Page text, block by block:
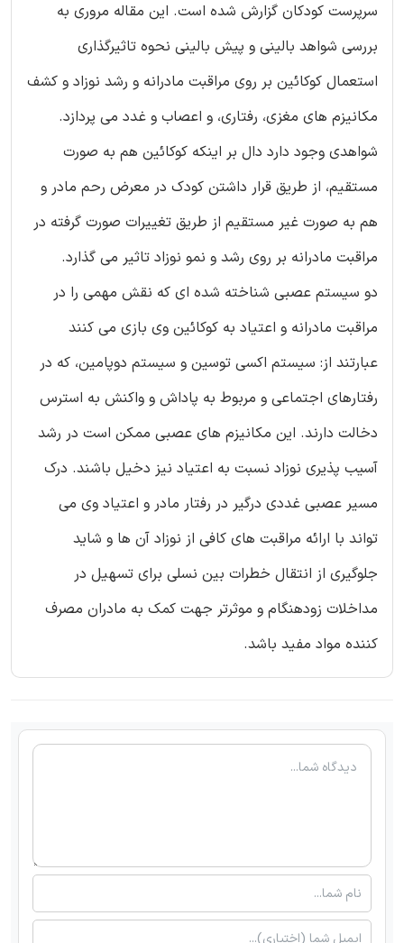
سرپرست کودکان گزارش شده است. این مقاله مروری به
بررسی شواهد بالینی و پیش بالینی نحوه تاثیرگذاری
استعمال کوکائین بر روی مراقبت مادرانه و رشد نوزاد و کشف
مکانیزم های مغزی، رفتاری، و اعصاب و غدد می پردازد.
شواهدی وجود دارد دال بر اینکه کوکائین هم به صورت
مستقیم، از طریق قرار داشتن کودک در معرض رحم مادر و
هم به صورت غیر مستقیم از طریق تغییرات صورت گرفته در
مراقبت مادرانه بر روی رشد و نمو نوزاد تاثیر می گذارد.
دو سیستم عصبی شناخته شده ای که نقش مهمی را در
مراقبت مادرانه و اعتیاد به کوکائین وی بازی می کنند
عبارتند از: سیستم اکسی توسین و سیستم دوپامین، که در
رفتارهای اجتماعی و مربوط به پاداش و واکنش به استرس
دخالت دارند. این مکانیزم های عصبی ممکن است در رشد
آسیب پذیری نوزاد نسبت به اعتیاد نیز دخیل باشند. درک
مسیر عصبی غددی درگیر در رفتار مادر و اعتیاد وی می
تواند با ارائه مراقبت های کافی از نوزاد آن ها و شاید
جلوگیری از انتقال خطرات بین نسلی برای تسهیل در
مداخلات زودهنگام و موثرتر جهت کمک به مادران مصرف
کننده مواد مفید باشد.